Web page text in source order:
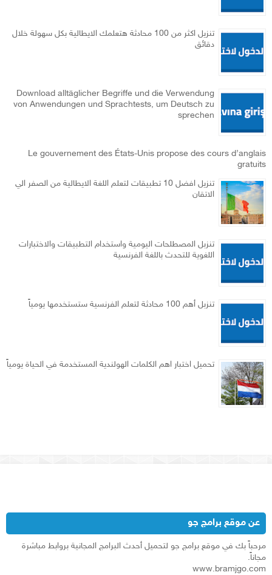
تنزيل اكثر من 100 محادثة هتعلمك الايطالية بكل سهولة خلال
دقائق
Download alltäglicher Begriffe und die Verwendung
von Anwendungen und Sprachtests, um Deutsch zu
sprechen
Le gouvernement des États-Unis propose des cours d’anglais
gratuits
تنزيل افضل 10 تطبيقات لتعلم اللغة الايطالية من الصفر الي
الاتقان
تنزبل المصطلحات اليومية واستخدام التطبيقات والاختبارات
اللغوية للتحدث باللغة الفرنسية
تنزبل أهم 100 محادثة لتعلم الفرنسية ستستخدمها يومياً
تحميل اختبار اهم الكلمات الهولندية المستخدمة في الحياة يومياً
عن موقع برامج جو
مرحباً بك في موقع برامج جو لتحميل أحدث البرامج المجانية بروابط مباشرة
مجاناً.
www.bramjgo.com